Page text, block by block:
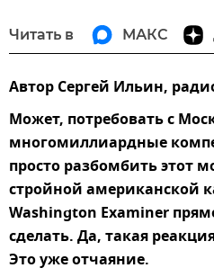
Читать в МАКС
Автор Сергей Ильин,
Может, потребовать с
многомиллиардные
просто разбомбить этот
стройной американской
Washington Examiner
сделать. Да, такая
Это уже отчаяние.